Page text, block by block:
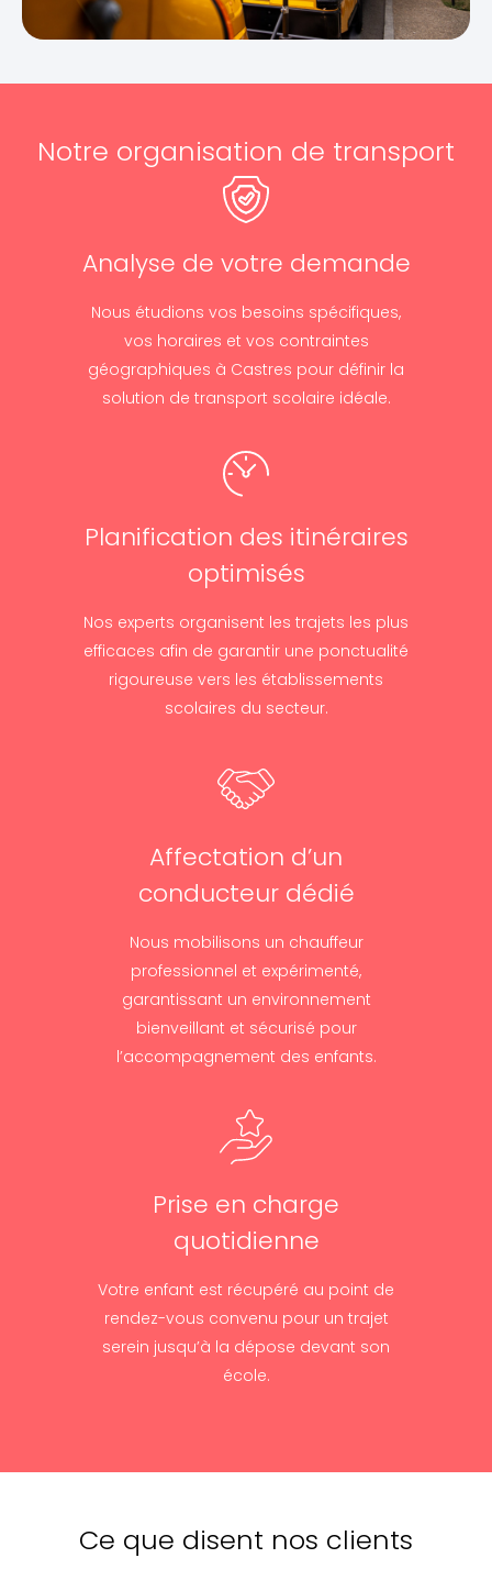
Notre organisation de transport
Analyse de votre demande
Nous étudions vos besoins spécifiques,
vos horaires et vos contraintes
géographiques à Castres pour définir la
solution de transport scolaire idéale.
Planification des itinéraires
optimisés
Nos experts organisent les trajets les plus
efficaces afin de garantir une ponctualité
rigoureuse vers les établissements
scolaires du secteur.
Affectation d’un
conducteur dédié
Nous mobilisons un chauffeur
professionnel et expérimenté,
garantissant un environnement
bienveillant et sécurisé pour
l’accompagnement des enfants.
Prise en charge
quotidienne
Votre enfant est récupéré au point de
rendez-vous convenu pour un trajet
serein jusqu’à la dépose devant son
école.
Ce que disent nos clients